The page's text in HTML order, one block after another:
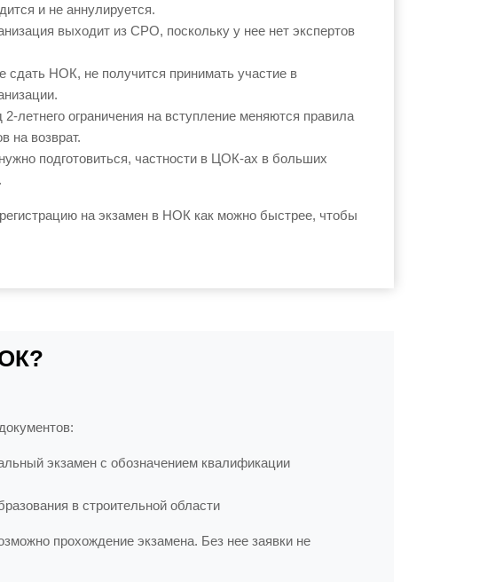
и не аннулируется.
выходит из СРО, поскольку у нее нет экспертов
сдать НОК, не получится принимать участие в
летнего ограничения на вступление меняются правила
на возврат.
подготовиться, частности в ЦОК-ах в больших
на экзамен в НОК как можно быстрее, чтобы
экзамен с обозначением квалификации
в строительной области
прохождение экзамена. Без нее заявки не